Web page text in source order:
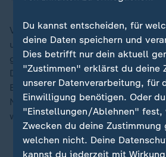
Verschwörungserzählungen,
umstrittene Thesen: Was ist dran?
genauer an, liefern tiefe
Debatten bis zu ihrem Ursprung.
Backgroundcheck liefert
Narrativen und Thesen - auch,
wird.
Du kannst entscheiden, für
deine Daten speichern und
Dies betrifft nur dein aktuell
"Zustimmen" erklärst du deine
unserer Datenverarbeitung, für
Einwilligung benötigen. Oder
"Einstellungen/Ablehnen" fest,
Zwecken du deine Zustimmung
welchen nicht. Deine
kannst du jederzeit mit